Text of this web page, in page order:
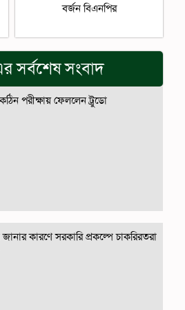
বর্জন বিএনপির
সর্বশেষ সংবাদ
পরীক্ষায় ফেললেন ট্রুডো
কারণে সরকারি প্রকল্পে চাকরিরতরা